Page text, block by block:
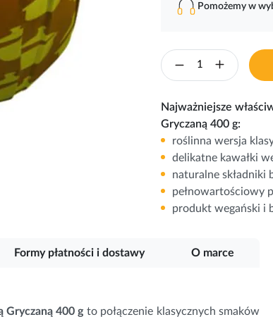
Pomożemy w
Najważniejsze
Gryczaną 400 g:
roślinna wersja
delikatne kawałki
naturalne składniki
pełnowartościowy
produkt wegański i
Gryczaną 400 gto połączenie klasycznych smaków
Formy płatności i dostawy
O marce